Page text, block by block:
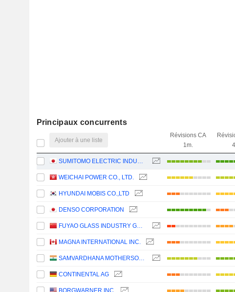
Principaux concurrents
Ajouter à une liste
Révisions CA
1m.
SUMITOMO ELECTRIC INDUSTRIES, LTD.
WEICHAI POWER CO., LTD.
HYUNDAI MOBIS CO.,LTD
DENSO CORPORATION
FUYAO GLASS INDUSTRY GROUP CO., LTD.
MAGNA INTERNATIONAL INC.
SAMVARDHANA MOTHERSON INTERNATIONAL LIMITED
CONTINENTAL AG
BORGWARNER INC.